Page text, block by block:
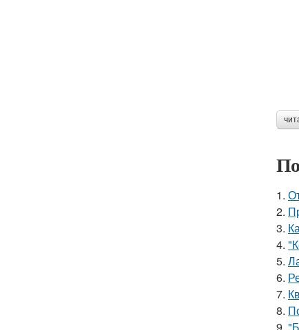
1.
2.
3.
4.
5.
6.
7.
8.
9.